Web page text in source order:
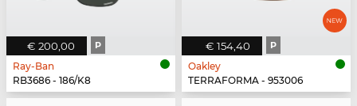
€ 200,00 P
Ray-Ban
RB3686 - 186/K8
€ 154,40 P
Oakley
TERRAFORMA - 953006